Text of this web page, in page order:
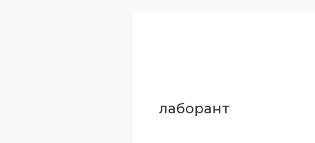
лаборант